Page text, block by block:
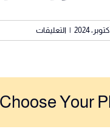
| التعليقاتعلى
تعزيز
مغلقة
Your